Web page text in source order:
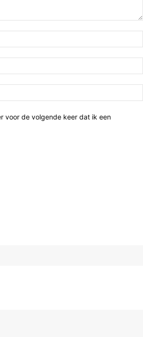
voor de volgende keer dat ik een